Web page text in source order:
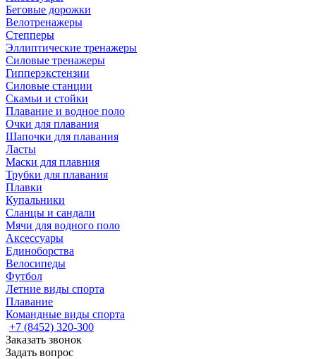
Беговые дорожки
Велотренажеры
Степперы
Эллиптические тренажеры
Силовые тренажеры
Гипперэкстензии
Силовые станции
Скамьи и стойки
Плавание и водное поло
Очки для плавания
Шапочки для плавания
Ласты
Маски для плавния
Трубки для плавания
Плавки
Купальники
Сланцы и сандали
Мячи для водного поло
Аксессуары
Единоборства
Велосипеды
Футбол
Летние виды спорта
Плавание
Командные виды спорта
+7 (8452) 320-300
Заказать звонок
Задать вопрос